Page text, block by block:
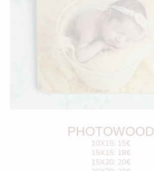
PHOTOWOOD
10X15: 15€
15X15: 18€
15X20: 20€